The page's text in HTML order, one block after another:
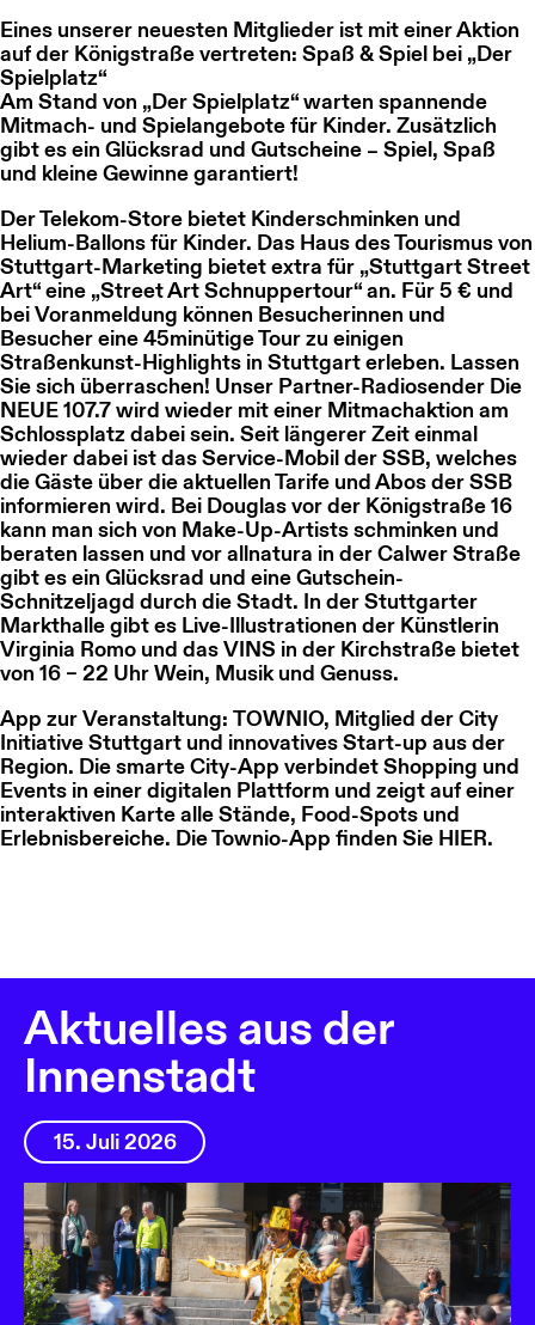
Eines unserer neuesten Mitglieder ist mit einer Aktion
auf der Königstraße vertreten: Spaß & Spiel bei „Der
Spielplatz“
Am Stand von „Der Spielplatz“ warten spannende
Mitmach- und Spielangebote für Kinder. Zusätzlich
gibt es ein Glücksrad und Gutscheine – Spiel, Spaß
und kleine Gewinne garantiert!
Der Telekom-Store bietet Kinderschminken und
Helium-Ballons für Kinder. Das Haus des Tourismus von
Stuttgart-Marketing bietet extra für „Stuttgart Street
Art“ eine „Street Art Schnuppertour“ an. Für 5 € und
bei Voranmeldung können Besucherinnen und
Besucher eine 45minütige Tour zu einigen
Straßenkunst-Highlights in Stuttgart erleben. Lassen
Sie sich überraschen! Unser Partner-Radiosender Die
NEUE 107.7 wird wieder mit einer Mitmachaktion am
Schlossplatz dabei sein. Seit längerer Zeit einmal
wieder dabei ist das Service-Mobil der SSB, welches
die Gäste über die aktuellen Tarife und Abos der SSB
informieren wird. Bei Douglas vor der Königstraße 16
kann man sich von Make-Up-Artists schminken und
beraten lassen und vor allnatura in der Calwer Straße
gibt es ein Glücksrad und eine Gutschein-
Schnitzeljagd durch die Stadt. In der Stuttgarter
Markthalle gibt es Live-Illustrationen der Künstlerin
Virginia Romo und das VINS in der Kirchstraße bietet
von 16 – 22 Uhr Wein, Musik und Genuss.
App zur Veranstaltung: TOWNIO, Mitglied der City
Initiative Stuttgart und innovatives Start-up aus der
Region. Die smarte City-App verbindet Shopping und
Events in einer digitalen Plattform und zeigt auf einer
interaktiven Karte alle Stände, Food-Spots und
Erlebnisbereiche. Die Townio-App finden Sie HIER.
Aktuelles aus der
Innenstadt
15. Juli 2026